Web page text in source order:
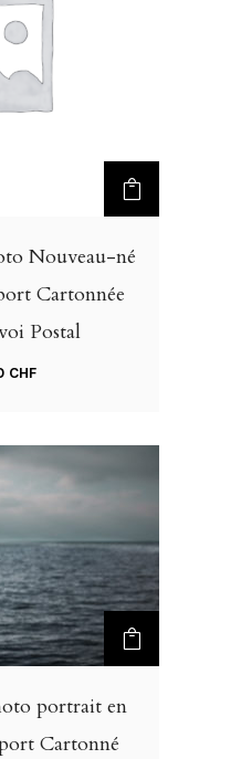
Nouveau-né
Cartonnée
Postal
CHF
portrait en
Cartonné